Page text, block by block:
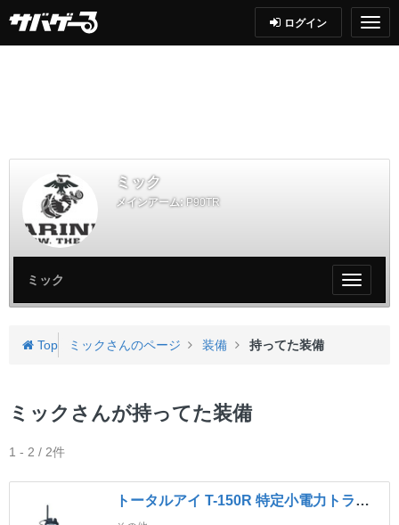
ログイン
ミック
メインアーム: P90TR
My
ペ
ミック
Top ミックさんのページ 装備 持ってた装備
ミックさんが持ってた装備
1 - 2 / 2件
トータルアイ T-150R 特定小電力トランシーバー 2台セット